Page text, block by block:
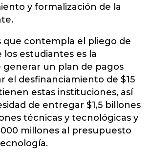
y formalización de la
que contempla el pliego de
los estudiantes es la
generar un plan de pagos
el desfinanciamiento de $15
estas instituciones, así
de entregar $1,5 billones
técnicas y tecnológicas y
millones al presupuesto